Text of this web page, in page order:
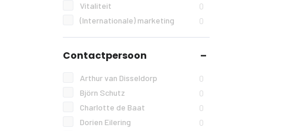
Vitaliteit 0
(Internationale) marketing 0
Contactpersoon
Arthur van Disseldorp 0
Björn Schutz 0
Charlotte de Baat 0
Dorien Eilering 0